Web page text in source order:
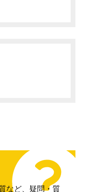
など、疑問・質